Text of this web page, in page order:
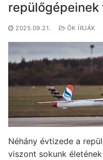
2025.09.21. ŐK ÍRJÁK
Néhány évtizede a
viszont sokunk